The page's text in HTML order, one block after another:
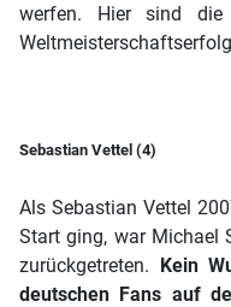
werfen. Hier sind
Sebastian Vettel (4)
Als Sebastian Vettel
Start ging, war Michael
zurückgetreten. Kein
deutschen Fans auf